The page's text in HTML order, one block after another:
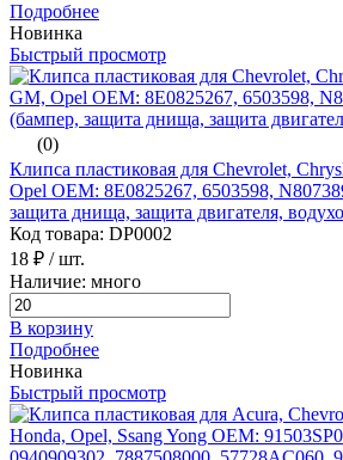
Подробнее
Новинка
Быстрый просмотр
(0)
Клипса пластиковая для Chevrolet,
Opel ОЕМ: 8E0825267, 6503598,
защита днища, защита двигателя,
Код товара: DP0002
18 ₽ / шт.
Наличие: много
В корзину
Подробнее
Новинка
Быстрый просмотр